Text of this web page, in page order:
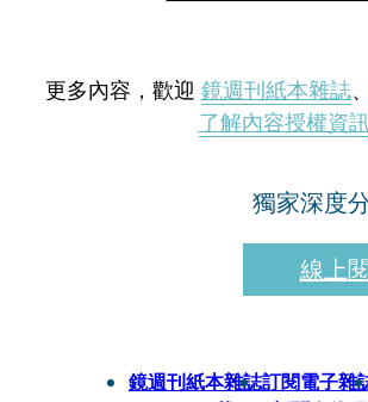
更多內容，歡迎 鏡週刊紙本雜誌、
了解內容授權資
獨家深度
線上
鏡週刊紙本雜誌訂閱電子雜